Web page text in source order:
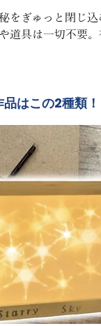
をぎゅっと閉じ
道具は一切不要
はこの2種類！